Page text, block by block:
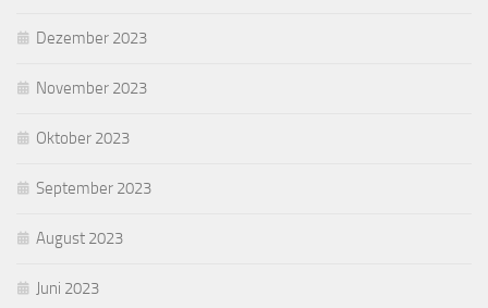
Dezember 2023
November 2023
Oktober 2023
September 2023
August 2023
Juni 2023